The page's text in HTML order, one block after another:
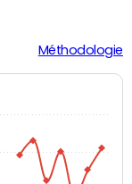
Méthodologie